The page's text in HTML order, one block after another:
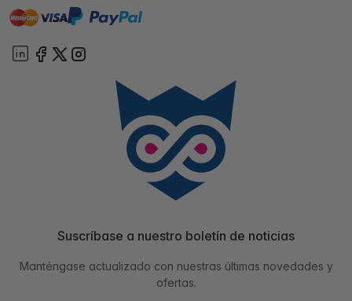
mastervisa paypal
Suscríbase a nuestro boletín de noticias
Manténgase actualizado con nuestras últimas novedades y
ofertas.